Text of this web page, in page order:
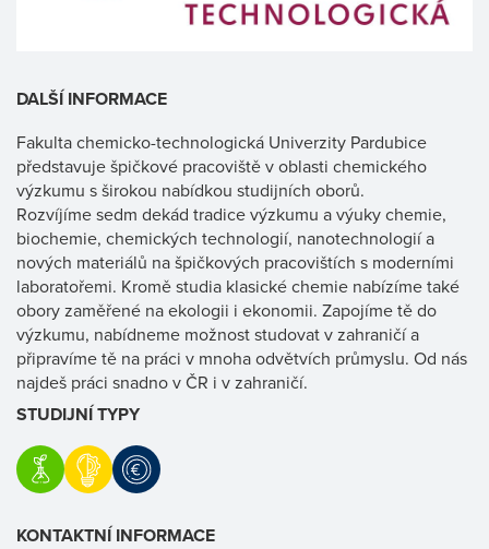
DALŠÍ INFORMACE
Fakulta chemicko-technologická Univerzity Pardubice
představuje špičkové pracoviště v oblasti chemického
výzkumu s širokou nabídkou studijních oborů.
Rozvíjíme sedm dekád tradice výzkumu a výuky chemie,
biochemie, chemických technologií, nanotechnologií a
nových materiálů na špičkových pracovištích s moderními
laboratořemi. Kromě studia klasické chemie nabízíme také
obory zaměřené na ekologii i ekonomii. Zapojíme tě do
výzkumu, nabídneme možnost studovat v zahraničí a
připravíme tě na práci v mnoha odvětvích průmyslu. Od nás
najdeš práci snadno v ČR i v zahraničí.
STUDIJNÍ TYPY
KONTAKTNÍ INFORMACE